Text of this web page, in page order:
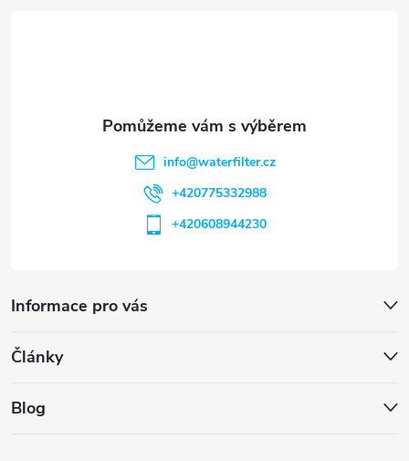
Informace pro vás
Články
Blog
info@waterfilter.cz
+420775332988
+420608944230